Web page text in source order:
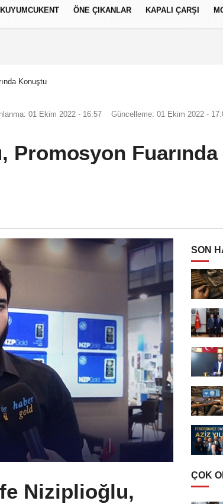
Français русский
KUYUMCUKENT ÖNE ÇIKANLAR KAPALI ÇARŞI
Konuştu
01 Ekim 2022 - 16:57 Güncelleme: 01 Ekim 2022 -
Promosyon
Niziplioğlu,
SON
ÇOK